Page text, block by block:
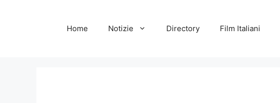
Home Notizie Directory Film Italiani